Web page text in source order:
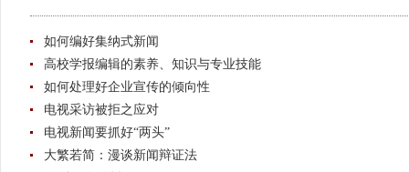
如何编好集纳式新闻
高校学报编辑的素养、知识与专业技能
如何处理好企业宣传的倾向性
电视采访被拒之应对
电视新闻要抓好“两头”
大繁若简：漫谈新闻辩证法